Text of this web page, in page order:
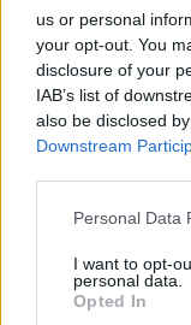
us or personal
your opt-out. You
disclosure of your
IAB’s list of
also be disclosed
Downstream
Please note that
not limited to your
grant or deny
use your data for
Personal Data
I want to opt-
personal data.
Opted In
198
για την
Κύπρου:
είσοδος
184 Έφυγαν οι
«Ελπίδα
Canadair
επιχειρεί
φωτιάς